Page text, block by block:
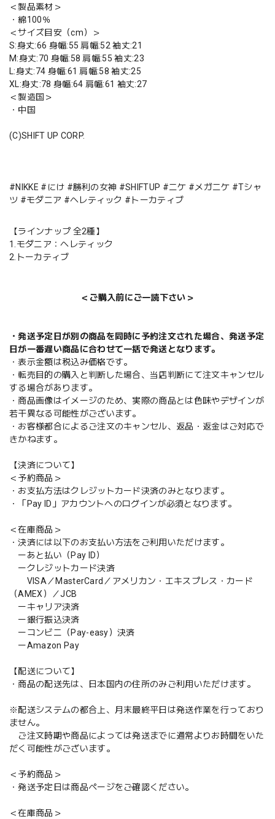
＜製品素材＞
・綿100％
＜サイズ目安（cm）＞
S:身丈:66 身幅:55 肩幅:52 袖丈:21
M:身丈:70 身幅:58 肩幅:55 袖丈:23
L:身丈:74 身幅:61 肩幅:58 袖丈:25
XL:身丈:78 身幅:64 肩幅:61 袖丈:27
＜製造国＞
・中国
(C)SHIFT UP CORP.
#NIKKE #にけ #勝利の女神 #SHIFTUP #ニケ #メガニケ #Tシャ
ツ #モダニア #ヘレティック #トーカティブ
【ラインナップ 全2種】
1.モダニア：ヘレティック
2.トーカティブ
＜ご購入前にご一読下さい＞
・発送予定日が別の商品を同時に予約注文された場合、発送予定
日が一番遅い商品に合わせて一括で発送となります。
・表示金額は税込み価格です。
・転売目的の購入と判断した場合、当店判断にて注文キャンセル
する場合があります。
・商品画像はイメージのため、実際の商品とは色味やデザインが
若干異なる可能性がございます。
・お客様都合によるご注文のキャンセル、返品・返金はご対応で
きかねます。
【決済について】
＜予約商品＞
・お支払方法はクレジットカード決済のみとなります。
・「Pay ID」アカウントへのログインが必須となります。
＜在庫商品＞
・決済には以下のお支払い方法をご利用いただけます。
ーあと払い（Pay ID）
ークレジットカード決済
VISA／MasterCard／アメリカン・エキスプレス・カード
（AMEX）／JCB
ーキャリア決済
ー銀行振込決済
ーコンビニ（Pay-easy）決済
ーAmazon Pay
【配送について】
・商品の配送先は、日本国内の住所のみご利用いただけます。
※配送システムの都合上、月末最終平日は発送作業を行っており
ません。
ご注文時期や商品によっては発送までに通常よりお時間をいた
だく可能性がございます。
＜予約商品＞
・発送予定日は商品ページをご確認ください。
＜在庫商品＞